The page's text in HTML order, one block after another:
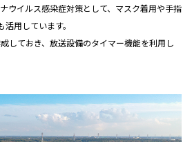
ウイルス感染症対策として、マスク着用や手指
用しています。
しておき、放送設備のタイマー機能を利用し